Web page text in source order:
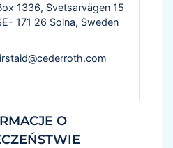
O
1336, Svetsarvägen 15
171 26 Solna, Sweden